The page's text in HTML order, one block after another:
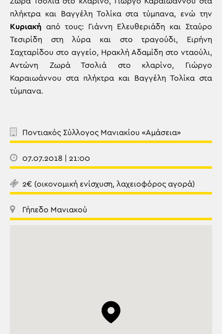
πλήκτρα και Βαγγέλη Τολίκα στα τύμπανα, ενώ την
Κυριακή από τους: Γιάννη Ελευθεριάδη και Σταύρο
Τεσιρίδη στη λύρα και στο τραγούδι, Ειρήνη
Σαχταρίδου στο αγγείο, Ηρακλή Αδαμίδη στο νταούλι,
Αντώνη Ζωρά Τσολιά στο κλαρίνο, Γιώργο
Καραιωάννου στα πλήκτρα και Βαγγέλη Τολίκα στα
τύμπανα.
Ποντιακός Σύλλογος Μανιακίου «Αμάσεια»
07.07.2018 | 21:00
2€ (οικονομική ενίσχυση, λαχειοφόρος αγορά)
Γήπεδο Μανιακού